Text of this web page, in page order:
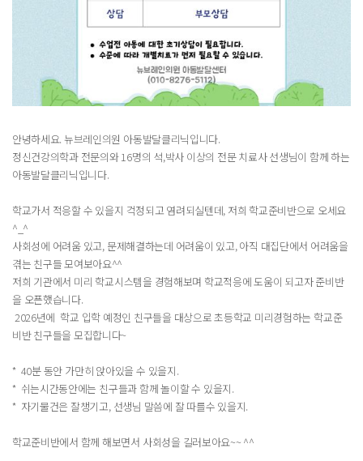
안녕하세요. 뉴브레인의원 아동발달클리닉입니다.
정신건강의학과 전문의와 16명의 석,박사 이상의 전문 치료사 선생님이 함께 하는
아동발달클리닉입니다.
학교가서 적응할 수 있을지 걱정되고 염려되실텐데, 저희 학교준비반으로 오세요
^_^
사회성에 어려움 있고, 문제해결하는데 어려움이 있고, 아직 대집단에서 어려움을
겪는 친구들 모여보아요^^
저희 기관에서 미리 학교시스템을 경험해보며 학교적응에 도움이 되고자 준비반
을 오픈했습니다.
2026년에 학교 입학 예정인 친구들을 대상으로 초등학교 미리경험하는 학교준
비반 친구들을 모집합니다~
* 40분 동안 가만히 앉아있을 수 있을지.
* 쉬는시간동안에는 친구들과 함께 놀이할 수 있을지.
* 자기물건은 잘챙기고, 선생님 말씀에 잘 따를수 있을지.
학교준비반에서 함께 해보면서 사회성을 길러보아요~~ ^^